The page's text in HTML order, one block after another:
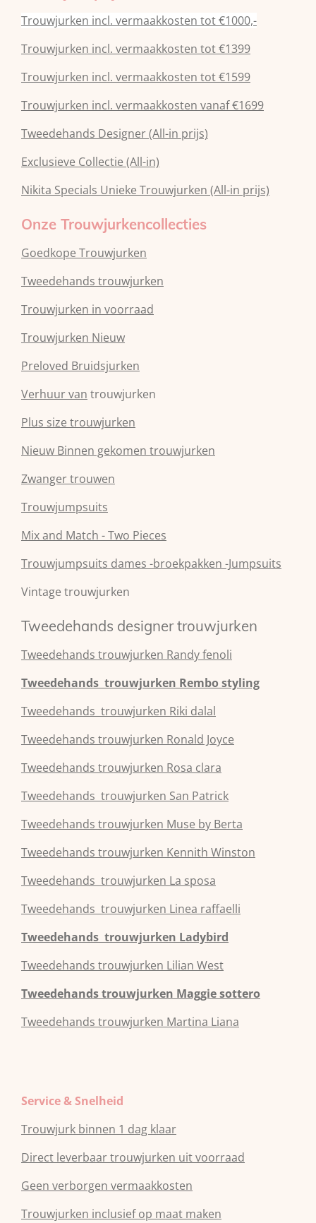
Trouwjurken incl. vermaakkosten tot €1000,-
Trouwjurken incl. vermaakkosten tot €1399
Trouwjurken incl. vermaakkosten tot €1599
Trouwjurken incl. vermaakkosten vanaf €1699
Tweedehands Designer (All-in prijs)
Exclusieve Collectie (All-in)
Nikita Specials Unieke Trouwjurken (All-in prijs)
Onze Trouwjurkencollecties
Goedkope Trouwjurken
Tweedehands trouwjurken
Trouwjurken in voorraad
Trouwjurken Nieuw
Preloved Bruidsjurken
Verhuur van trouwjurken
Plus size trouwjurken
Nieuw Binnen gekomen trouwjurken
Zwanger trouwen
Trouwjumpsuits
Mix and Match - Two Pieces
Trouwjumpsuits dames -broekpakken -Jumpsuits
Vintage trouwjurken
Tweedehands designer trouwjurken
Tweedehands trouwjurken Randy fenoli
Tweedehands trouwjurken Rembo styling
Tweedehands trouwjurken Riki dalal
Tweedehands trouwjurken Ronald Joyce
Tweedehands trouwjurken Rosa clara
Tweedehands trouwjurken San Patrick
Tweedehands trouwjurken Muse by Berta
Tweedehands trouwjurken Kennith Winston
Tweedehands trouwjurken La sposa
Tweedehands trouwjurken Linea raffaelli
Tweedehands trouwjurken Ladybird
Tweedehands trouwjurken Lilian West
Tweedehandstrouwjurken Maggie sottero
Tweedehands trouwjurken Martina Liana
Service & Snelheid
Trouwjurk binnen 1 dag klaar
Direct leverbaar trouwjurken uit voorraad
Geen verborgen vermaakkosten
Trouwjurken inclusief op maat maken